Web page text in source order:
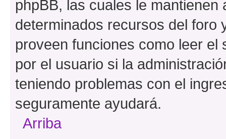
phpBB, las cuales le
determinados recursos del foro
proveen funciones como leer el
por el usuario si la
teniendo problemas con el
seguramente ayudará.
Arriba